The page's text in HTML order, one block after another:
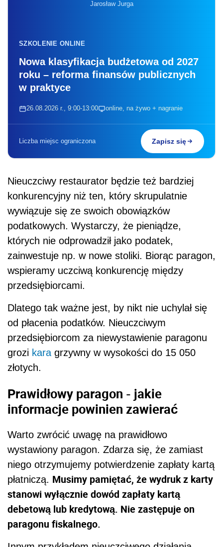
Jarosław Jurga
SZKOLENIE ONLINE
Nowa klasyfikacja budżetowa od 2027
roku – reforma finansów publicznych
w praktyce
26.08.2026 r., 9:00-13:00 online, na żywo + nagranie
Liczba miejsc ograniczona Zapisz się
Nieuczciwy restaurator będzie też bardziej
konkurencyjny niż ten, który skrupulatnie
wywiązuje się ze swoich obowiązków
podatkowych. Wystarczy, że pieniądze,
których nie odprowadził jako podatek,
zainwestuje np. w nowe stoliki. Biorąc paragon,
wspieramy uczciwą konkurencję między
przedsiębiorcami.
Dlatego tak ważne jest, by nikt nie uchylał się
od płacenia podatków. Nieuczciwym
przedsiębiorcom za niewystawienie paragonu
grozi kara grzywny w wysokości do 15 050
złotych.
Prawidłowy paragon - jakie
informacje powinien zawierać
Warto zwrócić uwagę na prawidłowo
wystawiony paragon. Zdarza się, że zamiast
niego otrzymujemy potwierdzenie zapłaty kartą
płatniczą. Musimy pamiętać, że wydruk z karty
stanowi wyłącznie dowód zapłaty kartą
debetową lub kredytową. Nie zastępuje on
paragonu fiskalnego.